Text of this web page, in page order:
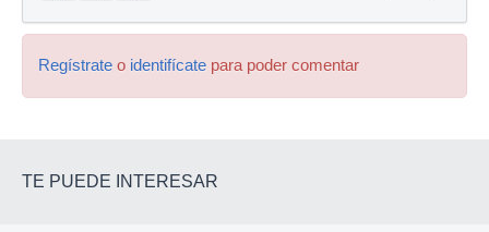
Regístrate o identifícate para poder comentar
TE PUEDE INTERESAR